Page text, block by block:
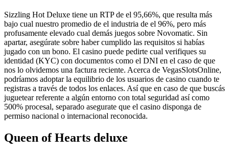
Sizzling Hot Deluxe tiene un RTP de el 95,66%, que resulta más
bajo cual nuestro promedio de el industria de el 96%, pero más
profusamente elevado cual demás juegos sobre Novomatic. Sin
apartar, asegúrate sobre haber cumplido las requisitos si habías
jugado con un bono. El casino puede pedirte cual verifiques su
identidad (KYC) con documentos como el DNI en el caso de que
nos lo olvidemos una factura reciente. Acerca de VegasSlotsOnline,
podrí­amos adoptar la equilibrio de los usuarios de casino cuando te
registras a través de todos los enlaces. Así que en caso de que buscás
juguetear referente a algún entorno con total seguridad así­ como
500% procesal, separado asegurate que el casino disponga de
permiso nacional o internacional reconocida.
Queen of Hearts deluxe